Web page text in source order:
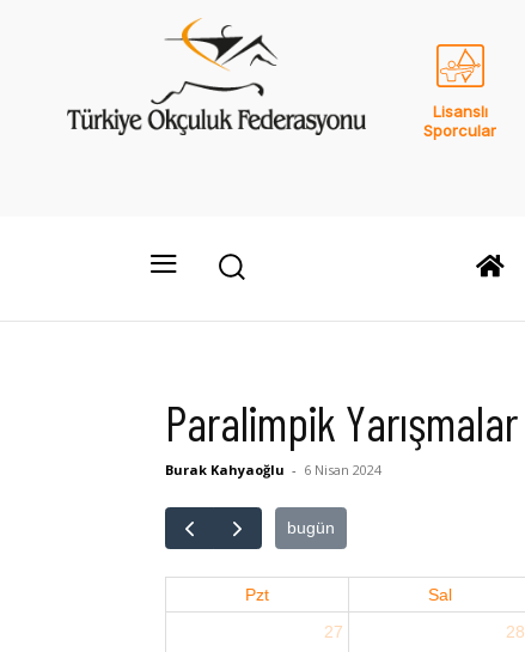
Lisanslı
Sporcular
Paralimpik Yarışmalar
Burak Kahyaoğlu - 6 Nisan 2024
bugün
Pzt Sal
27
28